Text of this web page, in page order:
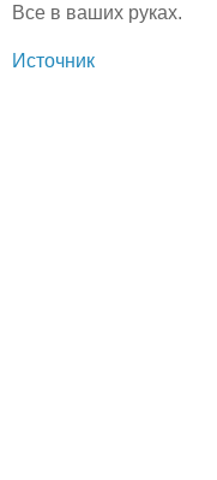
Все в ваших руках.
Источник